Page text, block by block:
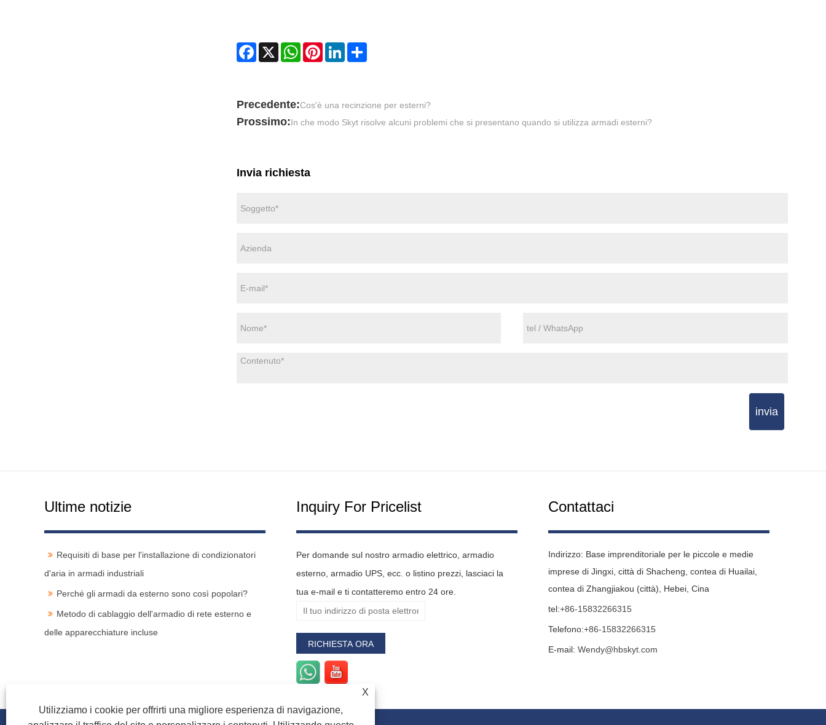
Facebook
X WhatsAppPinterestLinkedInShare
Precedente:Cos'è una recinzione per esterni?
Prossimo:In che modo Skyt risolve alcuni problemi che si presentano quando si utilizza armadi esterni?
Invia richiesta
invia
Ultime notizie
Requisiti di base per l'installazione di condizionatori
d'aria in armadi industriali
Perché gli armadi da esterno sono così popolari?
Metodo di cablaggio dell'armadio di rete esterno e
delle apparecchiature incluse
Inquiry For Pricelist
Per domande sul nostro armadio elettrico, armadio
esterno, armadio UPS, ecc. o listino prezzi, lasciaci la
tua e-mail e ti contatteremo entro 24 ore.
Contattaci
Indirizzo: Base imprenditoriale per le piccole e medie
imprese di Jingxi, città di Shacheng, contea di Huailai,
contea di Zhangjiakou (città), Hebei, Cina
tel:+86-15832266315
Telefono:+86-15832266315
E-mail: Wendy@hbskyt.com
X
Utilizziamo i cookie per offrirti una migliore esperienza di navigazione,